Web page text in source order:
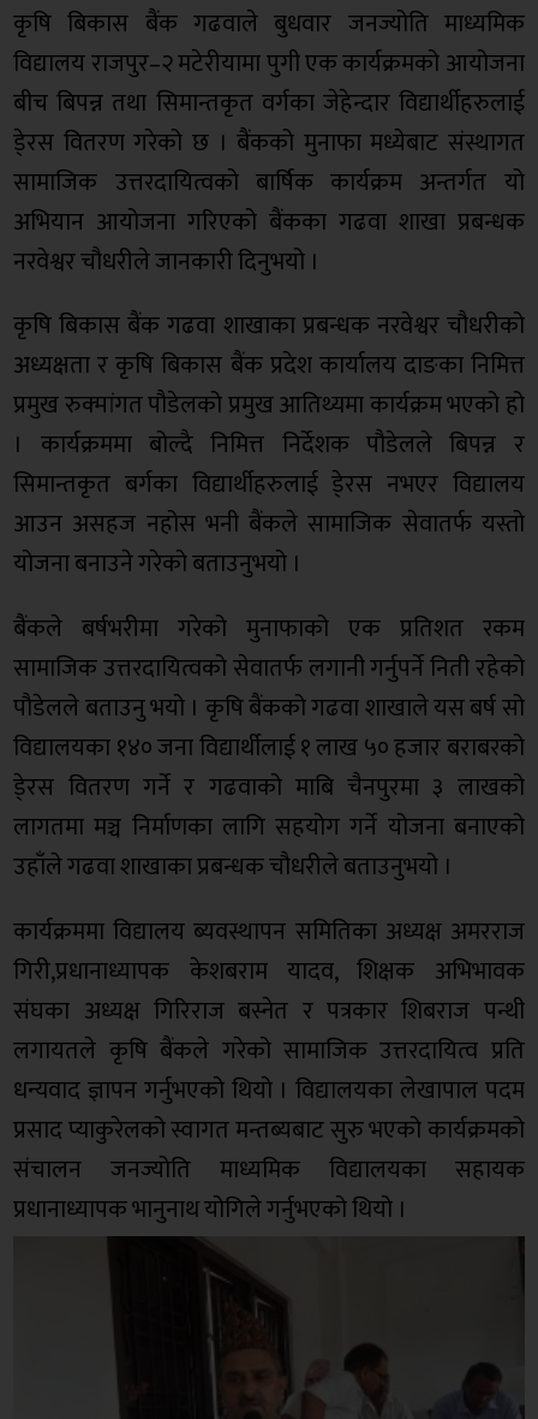
कृषि बिकास बैंक गढवाले बुधवार जनज्योति माध्यमिक
विद्यालय राजपुर–२ मटेरीयामा पुगी एक कार्यक्रमको आयोजना
बीच बिपन्न तथा सिमान्तकृत वर्गका जेहेन्दार विद्यार्थीहरुलाई
डे्रस वितरण गरेको छ । बैंकको मुनाफा मध्येबाट संस्थागत
सामाजिक उत्तरदायित्वको बार्षिक कार्यक्रम अन्तर्गत यो
अभियान आयोजना गरिएको बैंकका गढवा शाखा प्रबन्धक
नरवेश्वर चौधरीले जानकारी दिनुभयो ।
कृषि बिकास बैंक गढवा शाखाका प्रबन्धक नरवेश्वर चौधरीको
अध्यक्षता र कृषि बिकास बैंक प्रदेश कार्यालय दाङका निमित्त
प्रमुख रुक्मांगत पौडेलको प्रमुख आतिथ्यमा कार्यक्रम भएको हो
। कार्यक्रममा बोल्दै निमित्त निर्देशक पौडेलले बिपन्न र
सिमान्तकृत बर्गका विद्यार्थीहरुलाई डे्रस नभएर विद्यालय
आउन असहज नहोस भनी बैंकले सामाजिक सेवातर्फ यस्तो
योजना बनाउने गरेको बताउनुभयो ।
बैंकले बर्षभरीमा गरेको मुनाफाको एक प्रतिशत रकम
सामाजिक उत्तरदायित्वको सेवातर्फ लगानी गर्नुपर्ने निती रहेको
पौडेलले बताउनु भयो । कृषि बैंकको गढवा शाखाले यस बर्ष सो
विद्यालयका १४० जना विद्यार्थीलाई १ लाख ५० हजार बराबरको
डे्रस वितरण गर्ने र गढवाको माबि चैनपुरमा ३ लाखको
लागतमा मञ्च निर्माणका लागि सहयोग गर्ने योजना बनाएको
उहाँले गढवा शाखाका प्रबन्धक चौधरीले बताउनुभयो ।
कार्यक्रममा विद्यालय ब्यवस्थापन समितिका अध्यक्ष अमरराज
गिरी,प्रधानाध्यापक केशबराम यादव, शिक्षक अभिभावक
संघका अध्यक्ष गिरिराज बस्नेत र पत्रकार शिबराज पन्थी
लगायतले कृषि बैंकले गरेको सामाजिक उत्तरदायित्व प्रति
धन्यवाद ज्ञापन गर्नुभएको थियो । विद्यालयका लेखापाल पदम
प्रसाद प्याकुरेलको स्वागत मन्तब्यबाट सुरु भएको कार्यक्रमको
संचालन जनज्योति माध्यमिक विद्यालयका सहायक
प्रधानाध्यापक भानुनाथ योगिले गर्नुभएको थियो ।